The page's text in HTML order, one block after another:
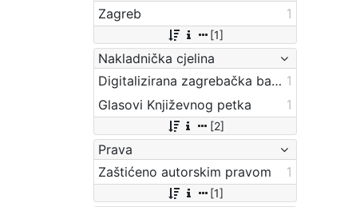
Zagreb
1
[1]
Nakladnička cjelina
Digitalizirana zagrebačka baština 1
Glasovi Književnog petka
1
[2]
Prava
Zaštićeno autorskim pravom
1
[1]